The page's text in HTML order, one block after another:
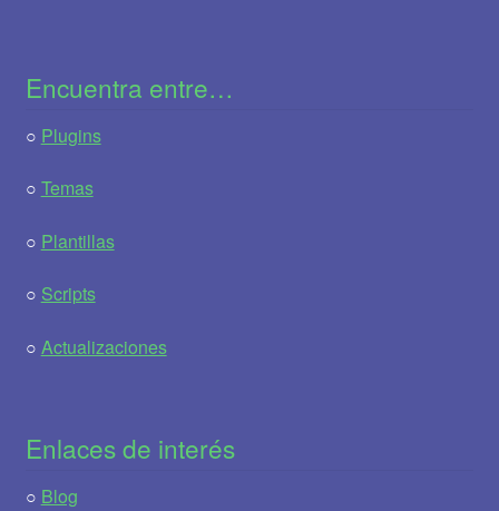
Encuentra entre…
○ Plugins
○ Temas
○ Plantillas
○ Scripts
○ Actualizaciones
Enlaces de interés
○ Blog